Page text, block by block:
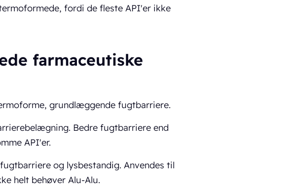
fordi de fleste API'er ikke
farmaceutiske
grundlæggende fugtbarriere.
Bedre fugtbarriere end
API'er.
og lysbestandig. Anvendes til
helt behøver Alu-Alu.